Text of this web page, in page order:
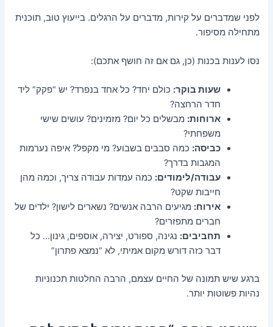
לפני שמדברים על קירות, מדברים על הרגלים. בייעוץ טוב, תוכנית
מתחילה מסיפור.
נסו לענות בכנות (כן, גם אם זה חושף אתכם):
שעות בוקר: כולם יחד? כל אחד בנפרד? יש “פקק” ליד
חדר הרחצה?
ארוחות: מבשלים כל יום? מזמינים? עושים שישי
משפחתי?
כביסה: כמה סבבים בשבוע? מי מקפל? איפה נערמות
המגבות בדרך?
עבודה/לימודים: כמה עמדות עבודה צריך, וכמה מהן
חייבות שקט?
אירוח: מגיעים הרבה אנשים? נשארים לישון? ילדים של
חברים מתפזרים?
תחביבים: נגינה, ספורט, יצירה, אוספים, גינון… כל
דבר כזה דורש מקום אמיתי, לא “נמצא פתרון”
ברגע שיש תמונה של החיים עצמם, הרבה החלטות תכנוניות
נהיות פשוטות יותר.